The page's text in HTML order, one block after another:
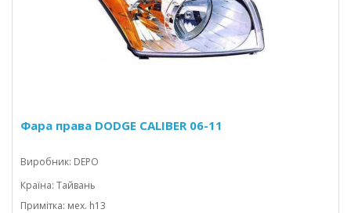
Фара права DODGE CALIBER 06-11
Виробник: DEPO
Країна: Тайвань
Примітка: мех. h13